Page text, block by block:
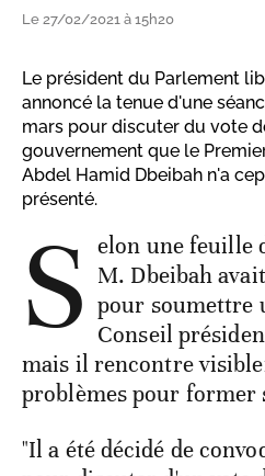
Le 27/02/2021 à 15h20
Le président du Parlement
annoncé la tenue d'une
mars pour discuter du vote
gouvernement que le
Abdel Hamid Dbeibah n'a
présenté.
S elon une feuille
M. Dbeibah
pour soumettre
Conseil
mais il rencontre
problèmes pour former
"Il a été décidé de